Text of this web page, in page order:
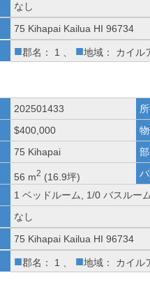
なし
75 Kihapai Kailua HI 96734
■郡名： 1 、 ■地域： カイル
202501433
$400,000
75 Kihapai
56 m2 (16.9坪)
1 ベッドルーム, 1/0 バスルー
なし
75 Kihapai Kailua HI 96734
■郡名： 1 、 ■地域： カイル